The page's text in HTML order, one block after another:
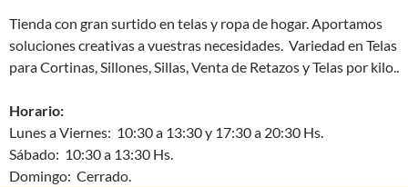
Tienda con gran surtido en telas y ropa de hogar. Aportamos
soluciones creativas a vuestras necesidades. Variedad en Telas
para Cortinas, Sillones, Sillas, Venta de Retazos y Telas por kilo..
Horario:
Lunes a Viernes: 10:30 a 13:30 y 17:30 a 20:30 Hs.
Sábado: 10:30 a 13:30 Hs.
Domingo: Cerrado.